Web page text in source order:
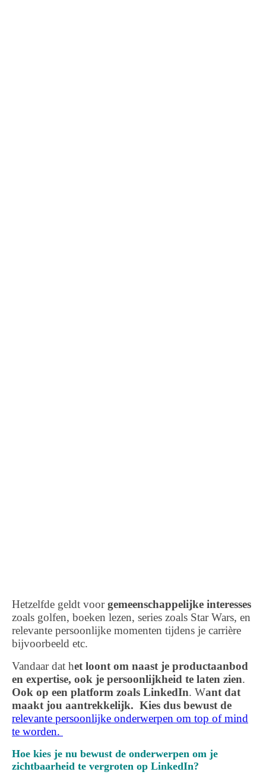
Hetzelfde geldt voorgemeenschappelijke interesses
zoals golfen, boeken lezen, series zoals Star Wars, en
relevante persoonlijke momenten tijdens je carrière
bijvoorbeeld etc.
Vandaar dat het loont om naast je productaanbod
en expertise, ook je persoonlijkheid te laten zien.
Ook op een platform zoals LinkedIn. Want dat
maakt jou aantrekkelijk. Kies dus bewust de
relevante persoonlijke onderwerpen om top of mind
te worden.
Hoe kies je nu bewust de onderwerpen om je
zichtbaarheid te vergroten op LinkedIn?